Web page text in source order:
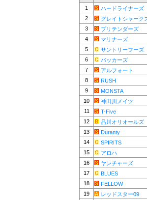
1 ハードライナーズ
2
グレイトシャーク
3
プリテンダーズ
4
マリナーズ
5
サントリーフーズ
6
バッカーズ
7
アルフォート
8
RUSH
9
MONSTA
10
神田川メイツ
11
T-Five
12
品川オリオールズ
13
Duranty
14
SPIRITS
15
アロハ
16
ヤンチャーズ
17
BLUES
18
FELLOW
19
レッドスター09